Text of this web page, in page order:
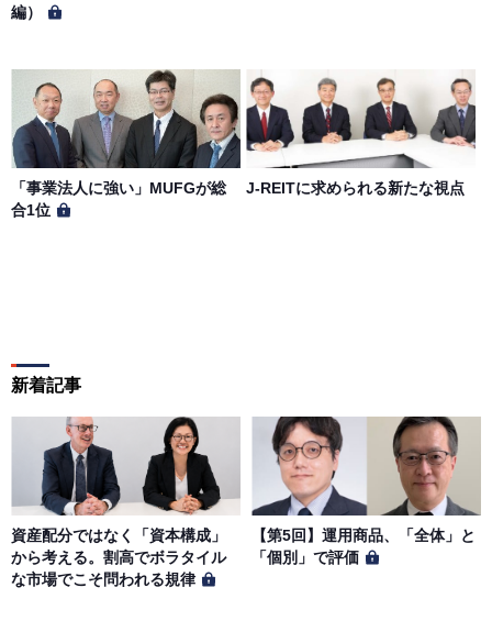
編）
「事業法人に強い」MUFGが総
合1位
J-REITに求められる新たな視点
新着記事
資産配分ではなく「資本構成」
から考える。割高でボラタイル
な市場でこそ問われる規律
【第5回】運用商品、「全体」と
「個別」で評価